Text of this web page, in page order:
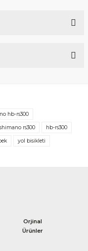
hb-rs300
shimano rs300 hb-rs300
yol bisikleti
Orjinal
Ürünler